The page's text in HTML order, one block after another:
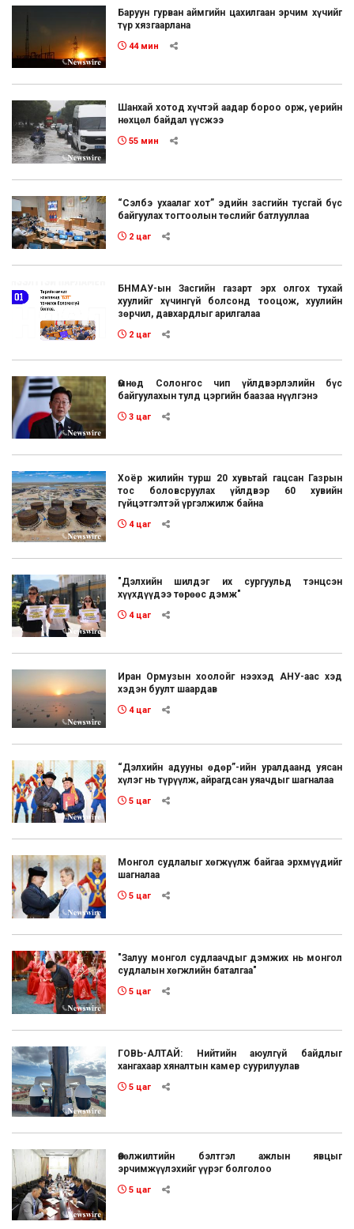
Баруун гурван аймгийн цахилгаан эрчим хүчийг
түр хязгаарлана
44 мин
Шанхай хотод хүчтэй аадар бороо орж, үерийн
нөхцөл байдал үүсжээ
55 мин
“Сэлбэ ухаалаг хот” эдийн засгийн тусгай бүс
байгуулах тогтоолын төслийг батлууллаа
2 цаг
БНМАУ-ын Засгийн газарт эрх олгох тухай
хуулийг хүчингүй болсонд тооцож, хуулийн
зөрчил, давхардлыг арилгалаа
2 цаг
Өмнөд Солонгос чип үйлдвэрлэлийн бүс
байгуулахын тулд цэргийн баазаа нүүлгэнэ
3 цаг
Хоёр жилийн турш 20 хувьтай гацсан Газрын
тос боловсруулах үйлдвэр 60 хувийн
гүйцэтгэлтэй үргэлжилж байна
4 цаг
"Дэлхийн шилдэг их сургуульд тэнцсэн
хүүхдүүдээ төрөөс дэмж"
4 цаг
Иран Ормузын хоолойг нээхэд АНУ-аас хэд
хэдэн буулт шаардав
4 цаг
“Дэлхийн адууны өдөр”-ийн уралдаанд уясан
хүлэг нь түрүүлж, айрагдсан уяачдыг шагналаа
5 цаг
Монгол судлалыг хөгжүүлж байгаа эрхмүүдийг
шагналаа
5 цаг
"Залуу монгол судлаачдыг дэмжих нь монгол
судлалын хөгжлийн баталгаа"
5 цаг
ГОВЬ-АЛТАЙ: Нийтийн аюулгүй байдлыг
хангахаар хяналтын камер суурилуулав
5 цаг
Өвөлжилтийн бэлтгэл ажлын явцыг
эрчимжүүлэхийг үүрэг болголоо
5 цаг